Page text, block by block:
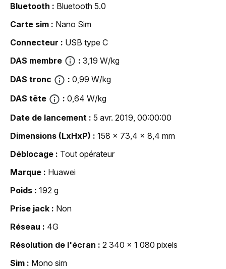
Bluetooth
Bluetooth 5.0
Carte sim
Nano Sim
Connecteur
USB type C
DAS membre
3,19 W/kg
DAS tronc
0,99 W/kg
DAS tête
0,64 W/kg
Date de lancement
5 avr. 2019, 00:00:00
Dimensions (LxHxP)
158 x 73,4 x 8,4 mm
Déblocage
Tout opérateur
Marque
Huawei
Poids
192 g
Prise jack
Non
Réseau
4G
Résolution de l'écran
2 340 x 1 080 pixels
Sim
Mono sim